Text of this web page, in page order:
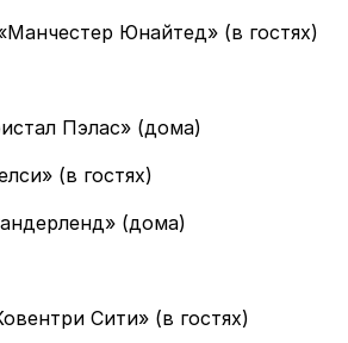
Юнайтед» (в гостях)
Пэлас» (дома)
(в гостях)
(дома)
Сити» (в гостях)